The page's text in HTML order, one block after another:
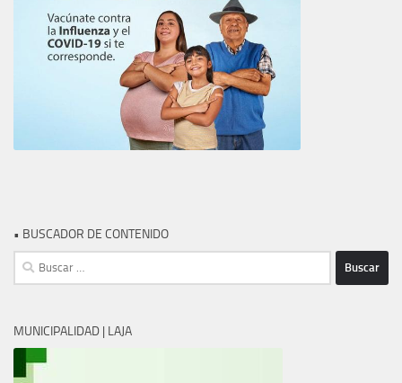
• BUSCADOR DE CONTENIDO
Buscar:
MUNICIPALIDAD | LAJA